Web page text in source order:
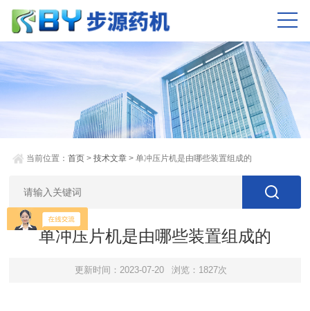
当前位置：首页 >技术文章 > 单冲压片机是由哪些装置组成的
单冲压片机是由哪些装置组成的
更新时间：2023-07-20 浏览：1827次